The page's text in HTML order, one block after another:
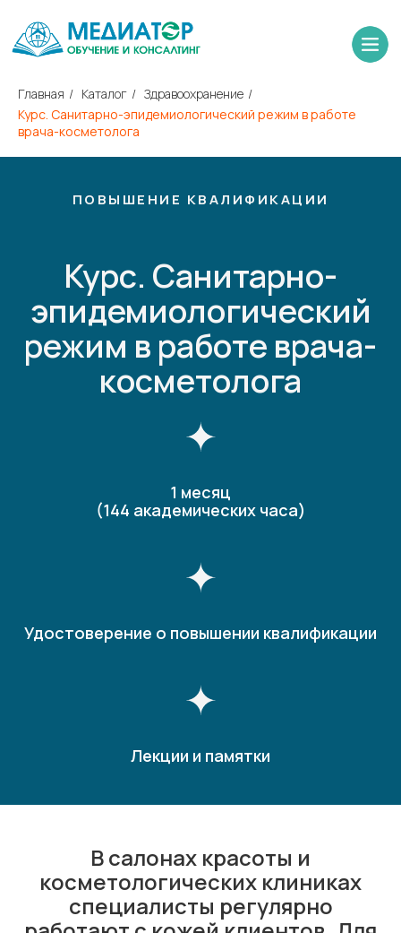
Главная / Каталог / Здравоохранение /
Курс. Санитарно-эпидемиологический режим в работе
врача-косметолога
ПОВЫШЕНИЕ КВАЛИФИКАЦИИ
Курс. Санитарно-
эпидемиологический
режим в работе врача-
косметолога
1 месяц
(144 академических часа)
Удостоверение о повышении квалификации
Лекции и памятки
В салонах красоты и
косметологических клиниках
специалисты регулярно